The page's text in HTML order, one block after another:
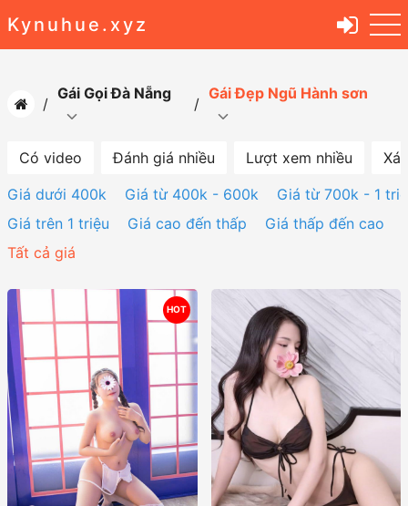
Kynuhue.xyz
Gái Gọi Đà Nẵng Gái Đẹp Ngũ Hành sơn
Có video Đánh giá nhiều Lượt xem nhiều
Giá dưới 400k
Giá từ 400k - 600k
Giá từ 700k - 1
Giá trên 1 triệu
Giá cao đến thấp
Giá thấp đến cao
Tất cả giá
HOT